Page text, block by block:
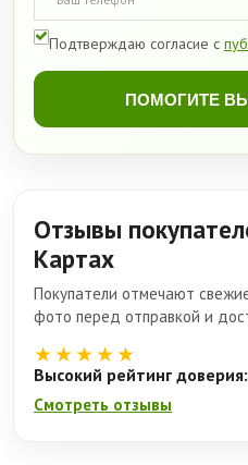
Подтверждаю согласие с
ПОМОГИТЕ
Отзывы
Картах
Покупатели отмечают
фото перед отправкой и
★★★★★
Высокий рейтинг
Смотреть отзывы